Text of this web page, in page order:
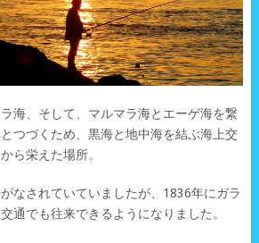
海、そして、マルマラ海とエーゲ海を繋
つづくため、黒海と地中海を結ぶ海上交
ら栄えた場所。
なされていていましたが、1836年にガラ
通でも往来できるようになりました。